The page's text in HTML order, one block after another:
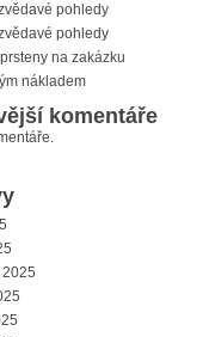
pohledy
pohledy
na zakázku
nákladem
komentáře